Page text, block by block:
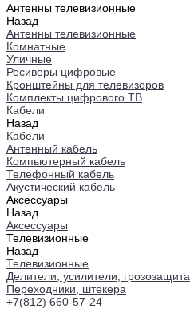
Антенны телевизионные
Назад
Антенны телевизионные
Комнатные
Уличные
Ресиверы цифровые
Кронштейны для телевизоров
Комплекты цифрового ТВ
Кабели
Назад
Кабели
Антенный кабель
Компьютерный кабель
Телефонный кабель
Акустический кабель
Аксессуары
Назад
Аксессуары
Телевизионные
Назад
Телевизионные
Делители, усилители, грозозащита
Переходники, штекера
+7(812) 660-57-24